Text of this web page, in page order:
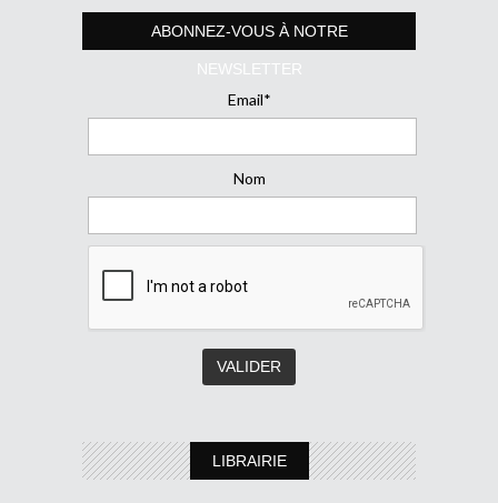
ABONNEZ-VOUS À NOTRE
NEWSLETTER
Email*
Nom
LIBRAIRIE